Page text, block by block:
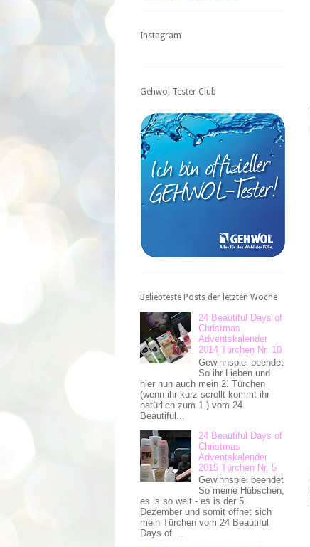
Instagram
Gehwol Tester Club
Beliebteste Posts der letzten Woche
24 Beautiful Days of
Christmas
Adventskalender
2014 Türchen Nr. 10
Gewinnspiel beendet
So ihr Lieben und
hier nun auch mein 2. Türchen
(wenn ihr kurz scrollt kommt ihr
natürlich zum 1.) vom 24
Beautiful...
24 Beautiful Days of
Christmas
Adventskalender
2015 Türchen Nr. 5
Gewinnspiel beendet
So meine Hübschen,
es is so weit - es is der 5.
Dezember und somit öffnet sich
mein Türchen vom 24 Beautiful
Days of ...